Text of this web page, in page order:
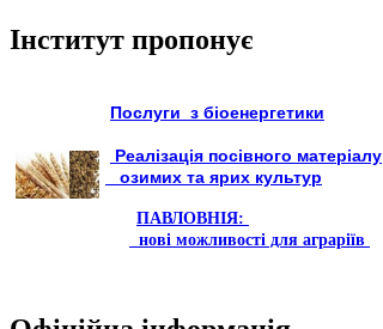
Інститут пропонує
Послуги з біоенергетики
Реалізація посівного матеріалу
озимих та ярих культур
ПАВЛОВНІЯ:
нові можливості для аграріїв